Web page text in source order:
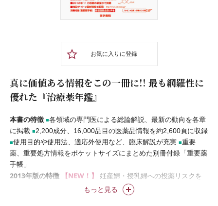
お気に入りに登録
真に価値ある情報をこの一冊に!! 最も網羅性に
優れた『治療薬年鑑』
もっと見る
本書の特徴 ■各領域の専門医による総論解説、最新の動向を各章
に掲載 ■2,200成分、16,000品目の医薬品情報を約2,600頁に収録
■使用目的や使用法、適応外使用など、臨床解説が充実 ■重要
薬、重要処方情報をポケットサイズにまとめた別冊付録「重要薬
手帳」
2013年版の特徴 【NEW！】
妊産婦・授乳婦への投薬リスクを
【一般名処方に最適！】